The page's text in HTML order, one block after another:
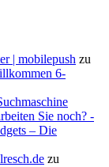
| mobilepush zu
6-
Sie noch? -
– Die
zu